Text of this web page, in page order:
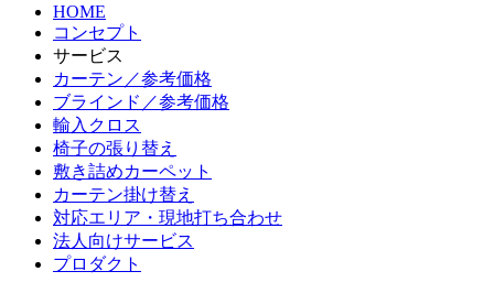
HOME
コンセプト
サービス
カーテン／参考価格
ブラインド／参考価格
輸入クロス
椅子の張り替え
敷き詰めカーペット
カーテン掛け替え
対応エリア・現地打ち合わせ
法人向けサービス
プロダクト